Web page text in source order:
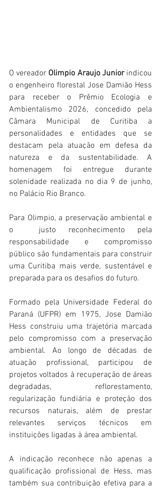
O vereador Olimpio Araujo Junior indicou
o engenheiro florestal Jose Damião Hess
para receber o Prêmio Ecologia e
Ambientalismo 2026, concedido pela
Câmara Municipal de Curitiba a
personalidades e entidades que se
destacam pela atuação em defesa da
natureza e da sustentabilidade. A
homenagem foi entregue durante
solenidade realizada no dia 9 de junho,
no Palácio Rio Branco.
Para Olimpio, a preservação ambiental e
o  justo reconhecimento pela
responsabilidade e compromisso
público são fundamentais para construir
uma Curitiba mais verde, sustentável e
preparada para os desafios do futuro.
Formado pela Universidade Federal do
Paraná (UFPR) em 1975, Jose Damião
Hess construiu uma trajetória marcada
pelo compromisso com a preservação
ambiental. Ao longo de décadas de
atuação profissional, participou de
projetos voltados à recuperação de áreas
degradadas, reflorestamento,
regularização fundiária e proteção dos
recursos naturais, além de prestar
relevantes serviços técnicos em
instituições ligadas à área ambiental.
A indicação reconhece não apenas a
qualificação profissional de Hess, mas
também sua contribuição efetiva para a